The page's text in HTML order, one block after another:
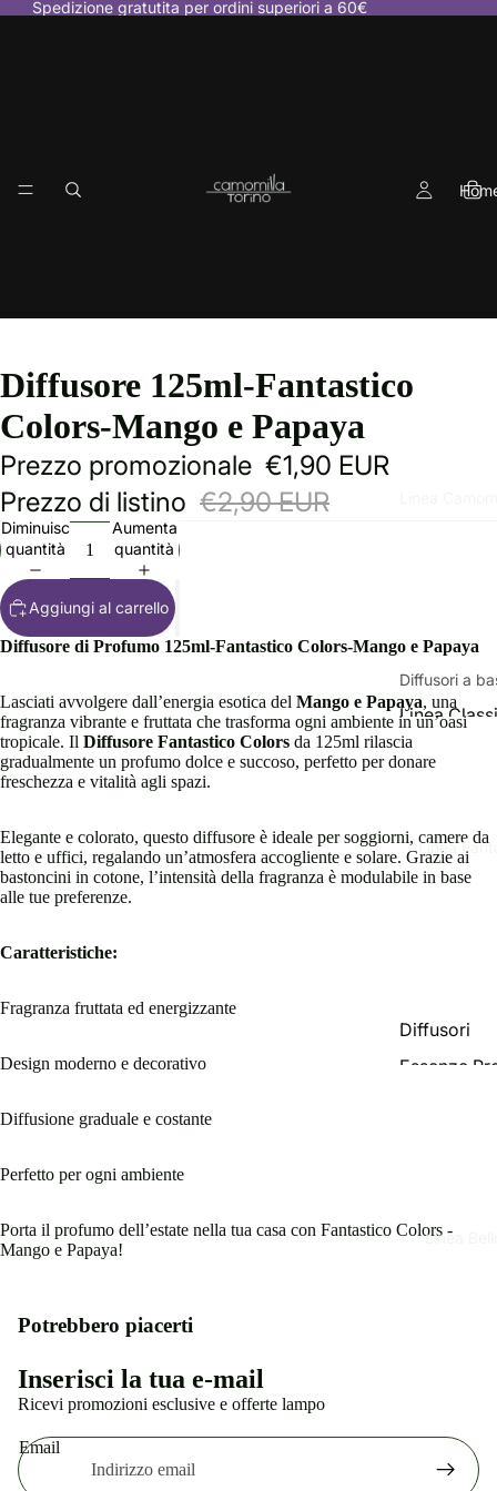
Spedizione gratutita per ordini superiori a 60€
Diffusori a
Linea
Linee
e tessuti
Linea
Candele
Linea
Diffusori
Essenze
bastoncini
Linea
Diffusore 125ml-Fantastico
Colors-Mango e Papaya
Prezzo promozionale €1,90 EUR
Prezzo di listino €2,90 EUR
Diminuisci
quantità
Aumenta
quantità
Aggiungi al carrello
Diffusore di Profumo 125ml-Fantastico Colors-Mango e Papaya
Lasciati avvolgere dall’energia esotica del Mango e Papaya, una
fragranza vibrante e fruttata che trasforma ogni ambiente in un’oasi
tropicale. Il Diffusore Fantastico Colors da 125ml rilascia
gradualmente un profumo dolce e succoso, perfetto per donare
freschezza e vitalità agli spazi.
Elegante e colorato, questo diffusore è ideale per soggiorni, camere da
letto e uffici, regalando un’atmosfera accogliente e solare. Grazie ai
bastoncini in cotone, l’intensità della fragranza è modulabile in base
alle tue preferenze.
Caratteristiche:
Fragranza fruttata ed energizzante
Design moderno e decorativo
Diffusione graduale e costante
Perfetto per ogni ambiente
Porta il profumo dell’estate nella tua casa con Fantastico Colors -
Mango e Papaya!
Potrebbero piacerti
Inserisci la tua e-mail
Ricevi promozioni esclusive e offerte lampo
Email
Recapiti
Informativa sulla privacy